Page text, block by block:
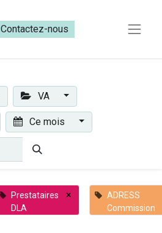
Contactez-nous​​
VA
Ce mois
Prestataires
DLA
×
ADRESS
Commission